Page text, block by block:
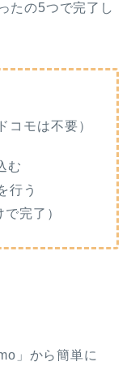
たの5つで完了し
コモは不要）
む
行う
完了）
」から簡単に